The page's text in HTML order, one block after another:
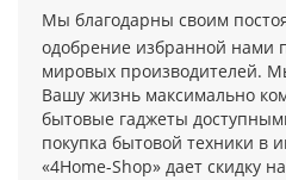
Мы благодарны своим
одобрение избранной нами
мировых производителей.
Вашу жизнь максимально
бытовые гаджеты
покупка бытовой техники в
«4Home-Shop» дает скидку